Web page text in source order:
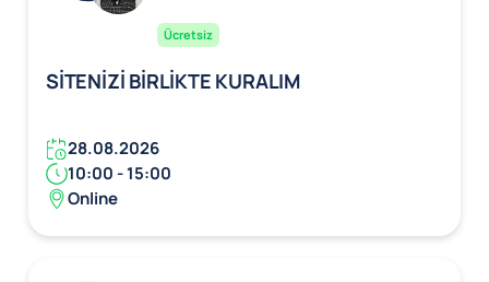
Ücretsiz
SİTENİZİ BİRLİKTE KURALIM
28.08.2026
10:00 - 15:00
Online